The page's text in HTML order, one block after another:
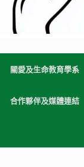
關愛及生命教育學系
合作夥伴及媒體連結